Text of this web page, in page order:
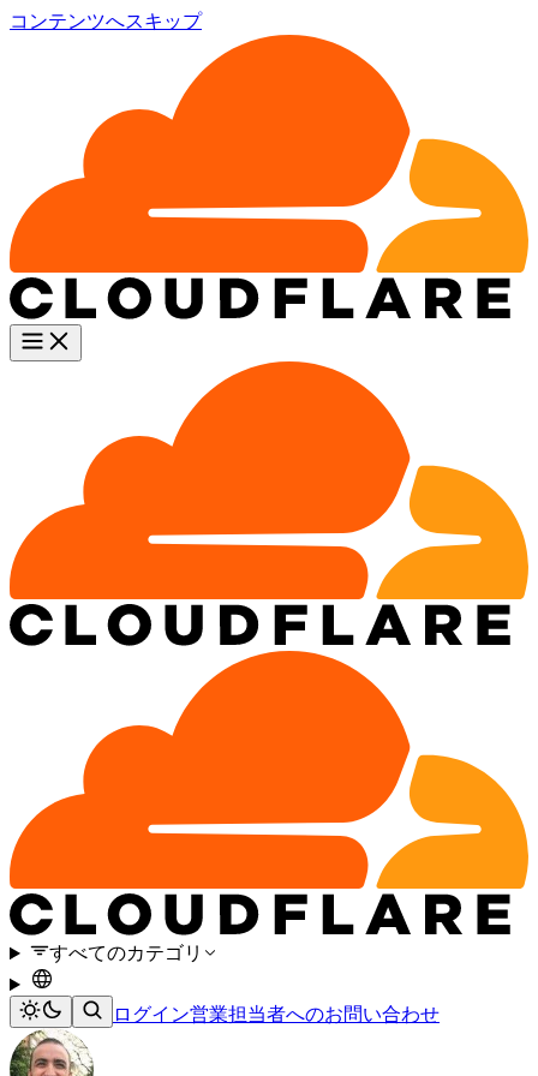
コンテンツへスキップ
すべてのカテゴリ
ログイン営業担当者へのお問い合わせ